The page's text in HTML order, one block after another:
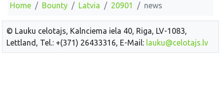
Home Bounty Latvia 20901 news
© Lauku celotajs, Kalnciema iela 40, Riga, LV-1083,
Lettland, Tel.: +(371) 26433316, E-Mail: lauku@celotajs.lv